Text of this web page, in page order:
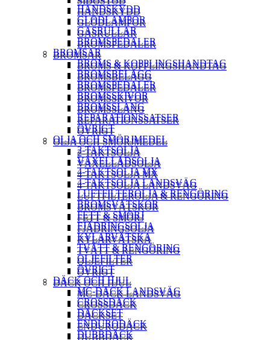
HANDSKYDD
GLÖDLAMPOR
GASRULLAR
BROMSPEDALER
BROMSAR
BROMS & KOPPLINGSHANDTAG
BROMSBELÄGG
BROMSPEDALER
BROMSSKIVOR
BROMSSLANG
REPARATIONSSATSER
ÖVRIGT
OLJA OCH SMÖRJMEDEL
2-TAKTSOLJA
VÄXELLÅDSOLJA
4-TAKTSOLJA MX
4-TAKTSOLJA LANDSVÄG
LUFTFILTEROLJA & RENGÖRING
BROMSVÄTSKOR
FETT & SMÖRJ
FJÄDRINGSOLJA
KYLARVÄTSKA
TVÄTT & RENGÖRING
OLJEFILTER
ÖVRIGT
DÄCK OCH HJUL
MC-DÄCK LANDSVÄG
CROSSDÄCK
DÄCKSET
ENDURODÄCK
DUBBDÄCK
HANDSKYDD
GLÖDLAMPOR
GASRULLAR
BROMSPEDALER
BROMSAR
BROMS & KOPPLINGSHANDTAG
BROMSBELÄGG
BROMSPEDALER
BROMSSKIVOR
BROMSSLANG
REPARATIONSSATSER
ÖVRIGT
OLJA OCH SMÖRJMEDEL
2-TAKTSOLJA
VÄXELLÅDSOLJA
4-TAKTSOLJA MX
4-TAKTSOLJA LANDSVÄG
LUFTFILTEROLJA & RENGÖRING
BROMSVÄTSKOR
FETT & SMÖRJ
FJÄDRINGSOLJA
KYLARVÄTSKA
TVÄTT & RENGÖRING
OLJEFILTER
ÖVRIGT
DÄCK OCH HJUL
MC-DÄCK LANDSVÄG
CROSSDÄCK
DÄCKSET
ENDURODÄCK
DUBBDÄCK